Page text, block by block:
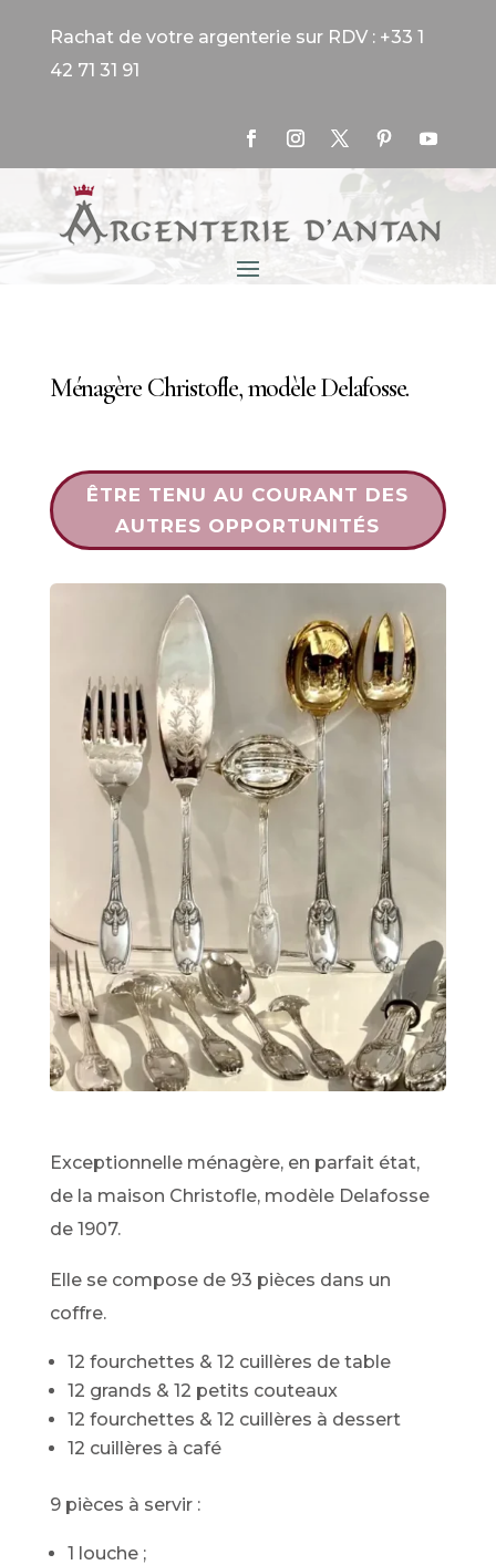
Rachat de votre argenterie sur RDV : +33 1
42 71 31 91
Ménagère Christofle, modèle Delafosse.
ÊTRE TENU AU COURANT DES
AUTRES OPPORTUNITÉS
Exceptionnelle ménagère, en parfait état,
de la maison Christofle, modèle Delafosse
de 1907.
Elle se compose de 93 pièces dans un
coffre.
12 fourchettes & 12 cuillères de table
12 grands & 12 petits couteaux
12 fourchettes & 12 cuillères à dessert
12 cuillères à café
9 pièces à servir :
1 louche ;